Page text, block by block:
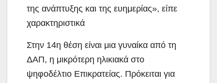
της ανάπτυξης και της ευημερίας», είπε
χαρακτηριστικά
Στην 14η θέση είναι μια γυναίκα από τη
ΔΑΠ, η μικρότερη ηλικιακά στο
ψηφοδέλτιο Επικρατείας. Πρόκειται για